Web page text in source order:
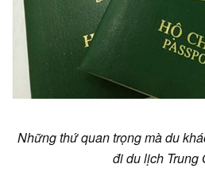
Những thứ quan trọng mà du
đi du lịch Trung